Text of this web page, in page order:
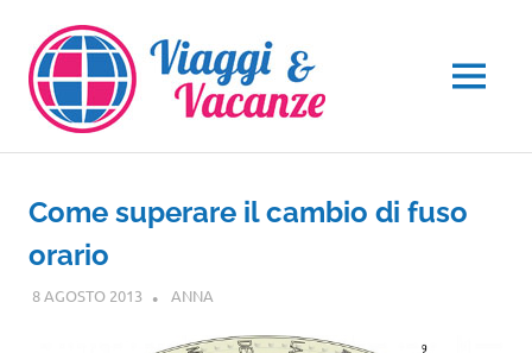
contenuto
MENU
Come superare il cambio di fuso
orario
8 AGOSTO 2013 ANNA